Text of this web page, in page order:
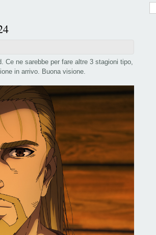
ne sarebbe per fare altre 3 stagioni tipo,
in arrivo. Buona visione.